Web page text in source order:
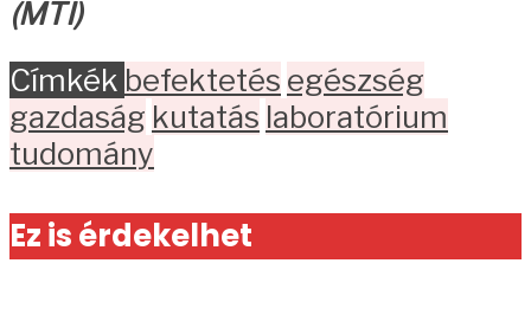
(MTI)
Címkék befektetés egészség
gazdaság kutatás laboratórium
tudomány
Ez is érdekelhet